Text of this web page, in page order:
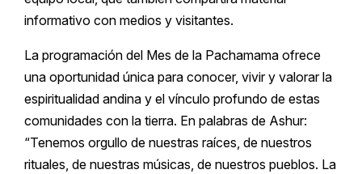
informativo con medios y visitantes.
La programación del Mes de la Pachamama ofrece
una oportunidad única para conocer, vivir y valorar la
espiritualidad andina y el vínculo profundo de estas
comunidades con la tierra. En palabras de Ashur:
“Tenemos orgullo de nuestras raíces, de nuestros
rituales, de nuestras músicas, de nuestros pueblos. La